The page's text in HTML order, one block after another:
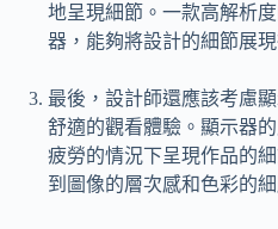
地呈現細節。一款高解析
器，能夠將設計的細節展
最後，設計師還應該考慮
舒適的觀看體驗。顯示器
疲勞的情況下呈現作品的
到圖像的層次感和色彩的細